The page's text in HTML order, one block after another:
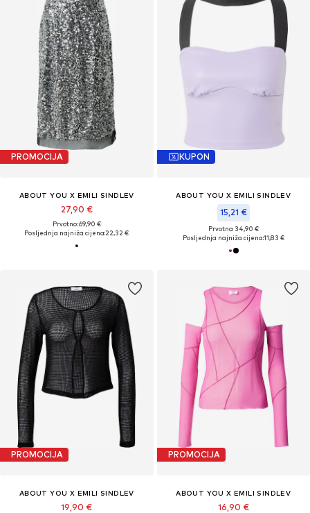
PROMOCIJA
ABOUT YOU X EMILI SINDLEV
27,90 €
Prvotno: 69,90 €
Posljednja najniža cijena:22,32 €
KUPON
ABOUT YOU X EMILI SINDLEV
15,21 €
Prvotno: 34,90 €
Posljednja najniža cijena:11,83 €
PROMOCIJA
ABOUT YOU X EMILI SINDLEV
19,90 €
PROMOCIJA
ABOUT YOU X EMILI SINDLEV
16,90 €